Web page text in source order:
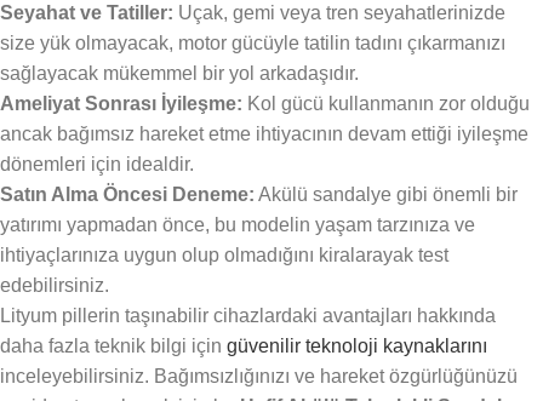
Seyahat ve Tatiller: Uçak, gemi veya tren seyahatlerinizde
size yük olmayacak, motor gücüyle tatilin tadını çıkarmanızı
sağlayacak mükemmel bir yol arkadaşıdır.
Ameliyat Sonrası İyileşme: Kol gücü kullanmanın zor olduğu
ancak bağımsız hareket etme ihtiyacının devam ettiği iyileşme
dönemleri için idealdir.
Satın Alma Öncesi Deneme: Akülü sandalye gibi önemli bir
yatırımı yapmadan önce, bu modelin yaşam tarzınıza ve
ihtiyaçlarınıza uygun olup olmadığını kiralarayak test
edebilirsiniz.
Lityum pillerin taşınabilir cihazlardaki avantajları hakkında
daha fazla teknik bilgi için güvenilir teknoloji kaynaklarını
inceleyebilirsiniz. Bağımsızlığınızı ve hareket özgürlüğünüzü